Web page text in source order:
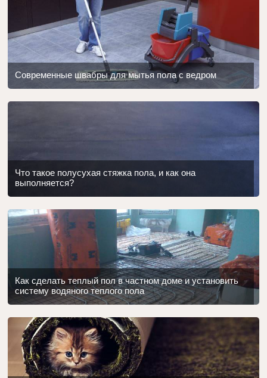
Современные швабры для мытья пола с ведром
Что такое полусухая стяжка пола, и как она
выполняется?
Как сделать теплый пол в частном доме и установить
систему водяного теплого пола